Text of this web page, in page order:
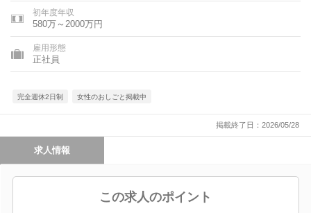
初年度年収
580万～2000万円
雇用形態
正社員
完全週休2日制 女性のおしごと掲載中
掲載終了日：2026/05/28
求人情報
この求人のポイント